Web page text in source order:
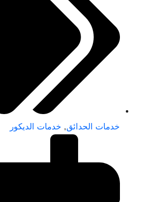
خدمات الحدائق, خدمات الديكور